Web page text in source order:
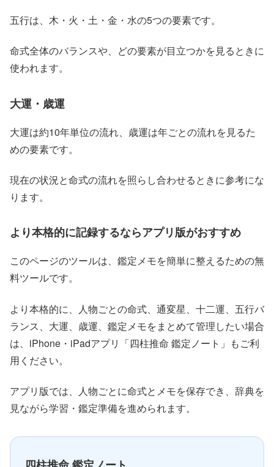
五行は、木・火・土・金・水の5つの要素です。
命式全体のバランスや、どの要素が目立つかを見るときに
使われます。
大運・歳運
大運は約10年単位の流れ、歳運は年ごとの流れを見るた
めの要素です。
現在の状況と命式の流れを照らし合わせるときに参考にな
ります。
より本格的に記録するならアプリ版がおすすめ
このページのツールは、鑑定メモを簡単に整えるための無
料ツールです。
より本格的に、人物ごとの命式、通変星、十二運、五行バ
ランス、大運、歳運、鑑定メモをまとめて管理したい場合
は、iPhone・iPadアプリ「四柱推命 鑑定ノート」もご利
用ください。
アプリ版では、人物ごとに命式とメモを保存でき、辞典を
見ながら学習・鑑定準備を進められます。